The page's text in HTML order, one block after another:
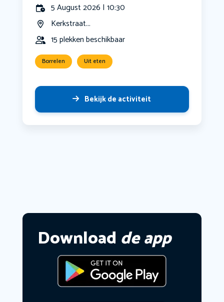
5 August 2026 | 10:30
Kerkstraat...
15 plekken beschikbaar
Borrelen Uit eten
Bekijk de activiteit
Download de app